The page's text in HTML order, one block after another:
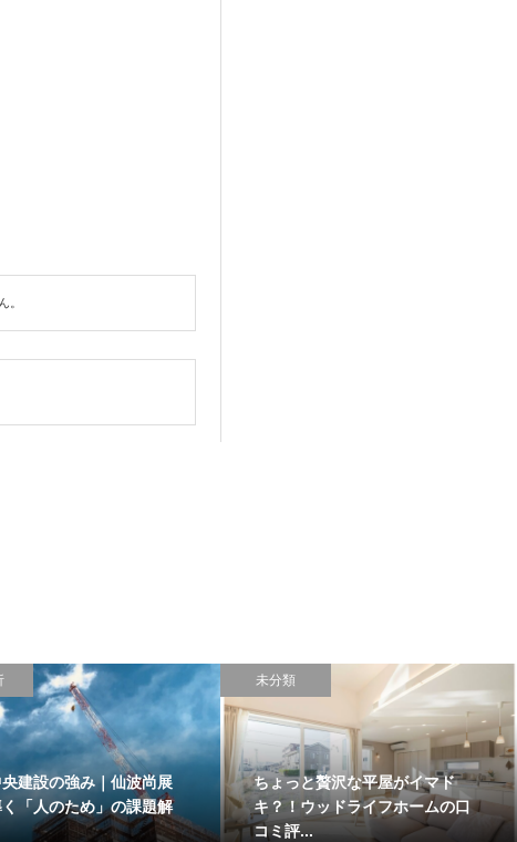
。
央建設の強み｜仙波尚展
「人のため」の課題解
未分類
ちょっと贅沢な平屋がイマド
キ？！ウッドライフホームの口
コミ評...